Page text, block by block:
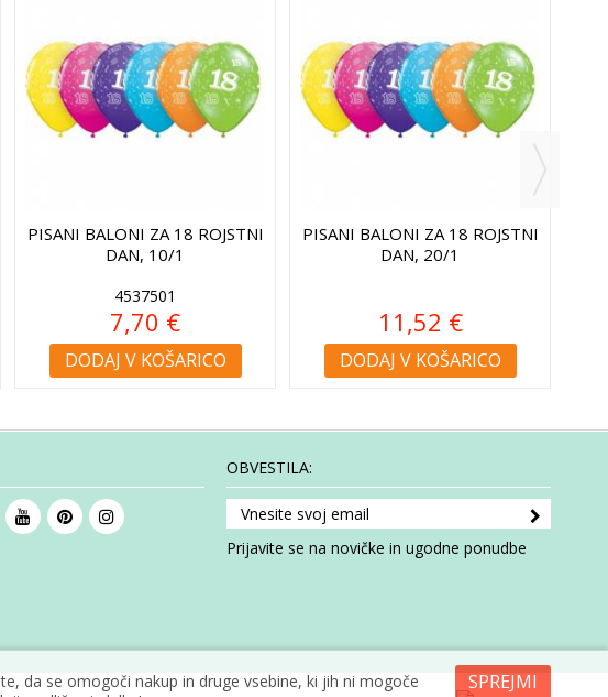
PISANI BALONI ZA 18 ROJSTNI
DAN, 10/1
4537501
7,70 €
DODAJ V KOŠARICO
PISANI BALONI ZA 18 ROJSTNI
DAN, 20/1
11,52 €
DODAJ V KOŠARICO
OBVESTILA:
Prijavite se na novičke in ugodne ponudbe
SPREJMI
da se omogoči nakup in druge vsebine, ki jih ni mogoče